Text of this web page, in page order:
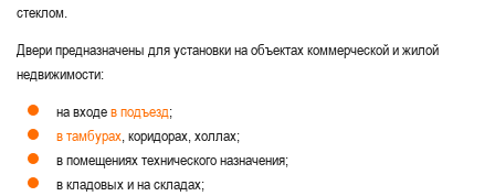
Со стеклом и решеткой
Двери с круглым стеклопакетом
Стандартные металлические
Полуторные технические
С боковыми вставками
стеклом.
Двери предназначены для установки на объектах коммерческой и жилой
недвижимости:
на входев подъезд;
в тамбурах , коридорах, холлах;
в помещениях технического назначения;
в кладовых и на складах;